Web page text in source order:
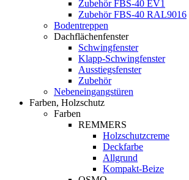
Zubehör FBS-40 EV1
Zubehör FBS-40 RAL9016
Bodentreppen
Dachflächenfenster
Schwingfenster
Klapp-Schwingfenster
Ausstiegsfenster
Zubehör
Nebeneingangstüren
Farben, Holzschutz
Farben
REMMERS
Holzschutzcreme
Deckfarbe
Allgrund
Kompakt-Beize